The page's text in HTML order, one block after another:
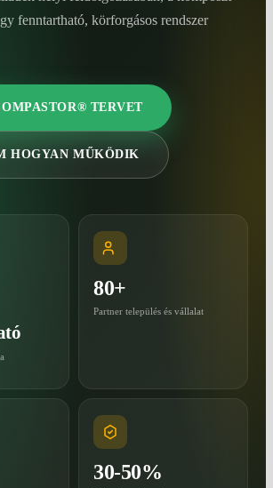
fenntartható, körforgásos rendszer
TERVET
HOGYAN MŰKÖDIK
80+
Partner település és vállalat
30-50%